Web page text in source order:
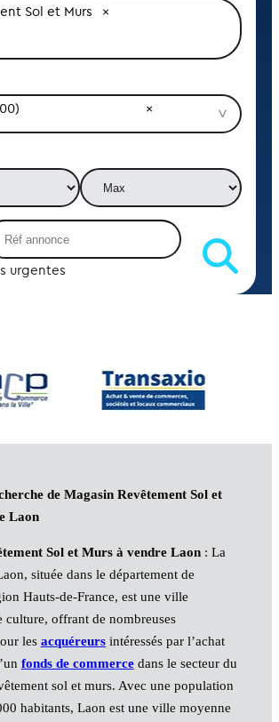
Sol et Murs
urgentes
de Magasin Revêtement Sol et
Laon
Sol et Murs à vendre Laon: La
située dans le département de
Hauts-de-France, est une ville
culture, offrant de nombreuses
les acquéreursintéressés par l’achat
fonds de commercedans le secteur du
sol et murs. Avec une population
habitants, Laon est une ville moyenne